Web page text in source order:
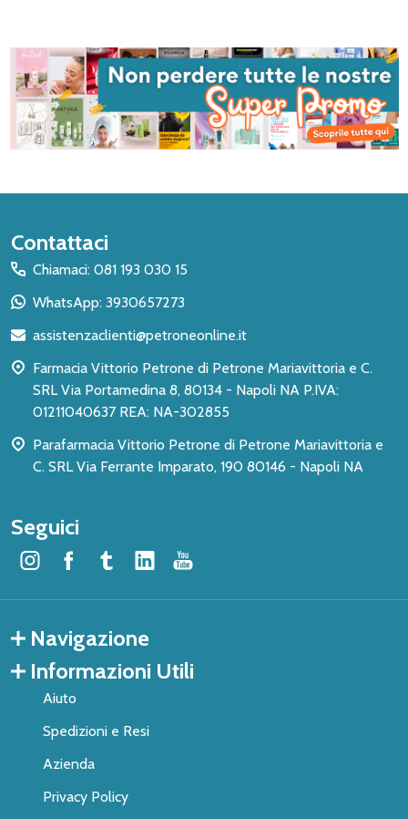
Inizio
del
piè
pagina
Contattaci
Chiamaci: 081 193 030 15
WhatsApp: 3930657273
assistenzaclienti@petroneonline.it
Farmacia Vittorio Petrone di Petrone Mariavittoria e C.
SRL Via Portamedina 8, 80134 - Napoli NA P.IVA:
01211040637 REA: NA-302855
Parafarmacia Vittorio Petrone di Petrone Mariavittoria e
C. SRL Via Ferrante Imparato, 190 80146 - Napoli NA
Seguici
Navigazione
Informazioni Utili
Aiuto
Spedizioni e Resi
Azienda
Privacy Policy